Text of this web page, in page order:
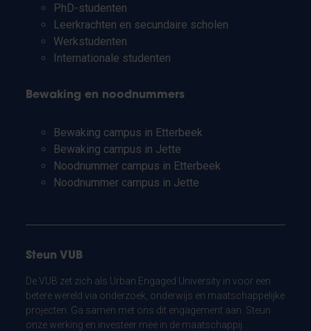
PhD-studenten
Leerkrachten en secundaire scholen
Werkstudenten
Internationale studenten
Bewaking en noodnummers
Bewaking campus in Etterbeek
Bewaking campus in Jette
Noodnummer campus in Etterbeek
Noodnummer campus in Jette
Steun VUB
De VUB zet zich als Urban Engaged University in voor een
betere wereld via onderzoek, onderwijs en maatschappelijke
projecten. Ga samen met ons dit engagement aan. Steun
onze werking en investeer mee in de maatschappij.